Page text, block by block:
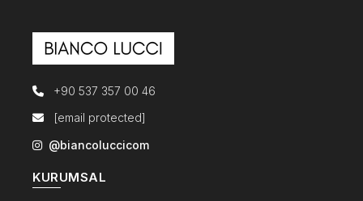
+90 537 357 00 46
[email protected]
@biancoluccicom
KURUMSAL